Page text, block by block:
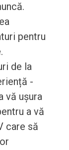
pentru
de la
-
vă ușura
a vă
care să